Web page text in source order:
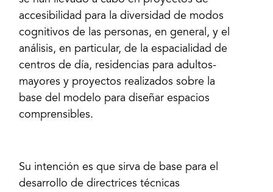
accesibilidad para la diversidad de modos
cognitivos de las personas, en general, y el
análisis, en particular, de la espacialidad de
centros de día, residencias para adultos-
mayores y proyectos realizados sobre la
base del modelo para diseñar espacios
comprensibles.
Su intención es que sirva de base para el
desarrollo de directrices técnicas